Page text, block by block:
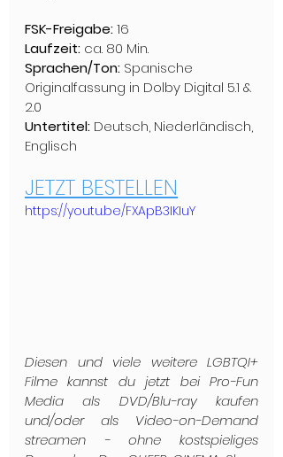
FSK-Freigabe: 16
Laufzeit: ca. 80 Min.
Sprachen/Ton: Spanische
Originalfassung in Dolby Digital 5.1 &
2.0
Untertitel: Deutsch, Niederländisch,
Englisch
JETZT BESTELLEN
https://youtu.be/FXApB3IKIuY
Diesen und viele weitere LGBTQI+
Filme kannst du jetzt bei Pro-Fun
Media als DVD/Blu-ray kaufen
und/oder als Video-on-Demand
streamen - ohne kostspieliges